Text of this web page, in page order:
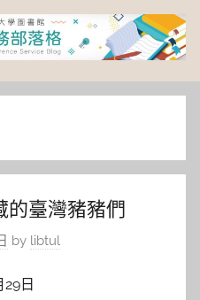
的臺灣豬豬們
by libtul
日